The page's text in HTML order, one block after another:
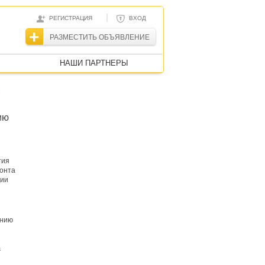
РЕГИСТРАЦИЯ | ВХОД
РАЗМЕСТИТЬ ОБЪЯВЛЕНИЕ
НАШИ ПАРТНЕРЫ